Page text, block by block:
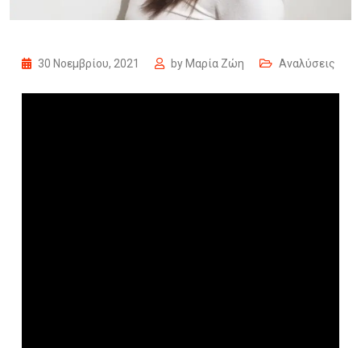
30 Νοεμβρίου, 2021 by Μαρία Ζώη Αναλύσεις